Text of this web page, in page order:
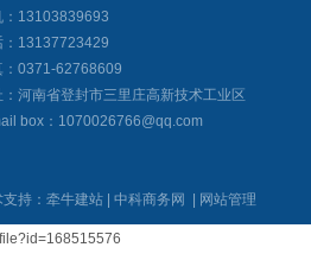
：13103839693
：13137723429
：0371-62768609
：河南省登封市三里庄高新技术工业区
box：1070026766@qq.com
持： 牵牛建站 中科商务网 网站管理